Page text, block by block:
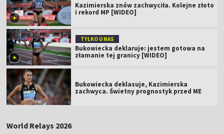
Kazimierska znów zachwyciła. Kolejne złoto
i rekord MP [WIDEO]
TYLKO U NAS
Bukowiecka deklaruje: jestem gotowa na
złamanie tej granicy [WIDEO]
Bukowiecka deklasuje, Kazimierska
zachwyca. Świetny prognostyk przed ME
World Relays 2026